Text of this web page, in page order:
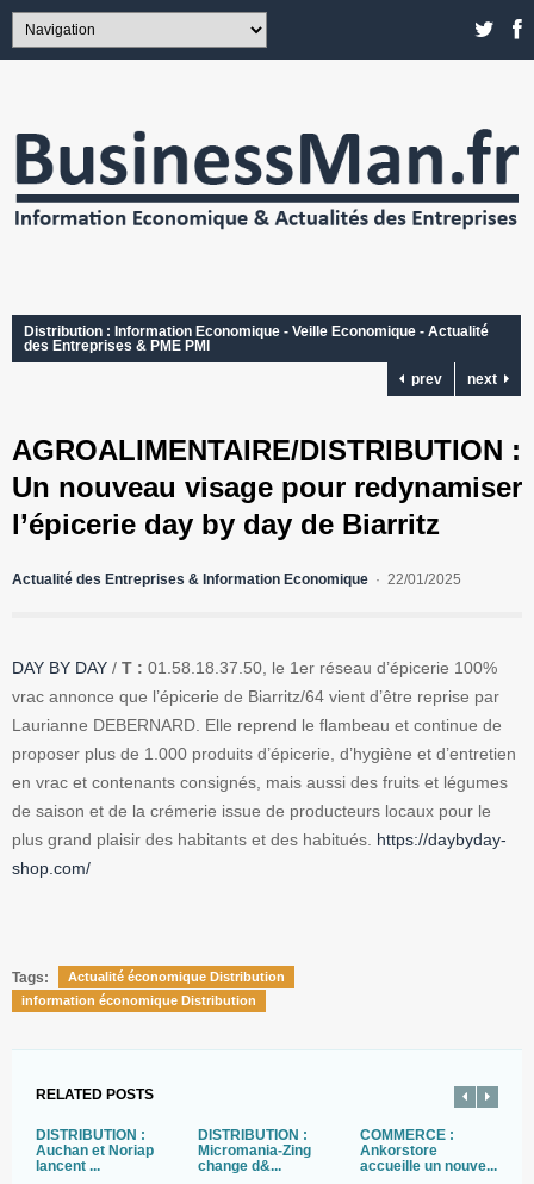
Distribution : Information Economique - Veille Economique - Actualité
des Entreprises & PME PMI
prev
next
AGROALIMENTAIRE/DISTRIBUTION :
Un nouveau visage pour redynamiser
l’épicerie day by day de Biarritz
Actualité des Entreprises & Information Economique 22/01/2025
DAY BY DAY / T : 01.58.18.37.50, le 1er réseau d’épicerie 100%
vrac annonce que l’épicerie de Biarritz/64 vient d’être reprise par
Laurianne DEBERNARD. Elle reprend le flambeau et continue de
proposer plus de 1.000 produits d’épicerie, d’hygiène et d’entretien
en vrac et contenants consignés, mais aussi des fruits et légumes
de saison et de la crémerie issue de producteurs locaux pour le
plus grand plaisir des habitants et des habitués. https://daybyday-
shop.com/
Tags:
Actualité économique Distribution
information économique Distribution
RELATED POSTS
DISTRIBUTION :
Auchan et Noriap
lancent ...
DISTRIBUTION :
Micromania-Zing
change d&...
COMMERCE :
Ankorstore
accueille un nouve...